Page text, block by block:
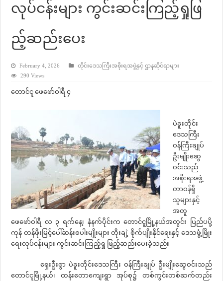
လုပ်ငန်းများ ကွင်းဆင်းကြည့်ရှုဖြ
ည့်ဆည်းပေး
February 4, 2026
တိုင်းဒေသကြီးအစိုးရအဖွဲ့နှင့် ဌာနဆိုင်ရာများ
290 Views
တောင်ငူ ဖေဖော်ဝါရီ ၄
ပဲခူးတိုင်း
ဒေသကြီး
ဝန်ကြီးချုပ်
ဦးမျိုးဆွေ
ဝင်းသည်
အစိုးရအဖွဲ့
တာဝန်ရှိ
သူများနှင့်
အတူ
ဖေဖော်ဝါရီ လ ၃ ရက်နေ့၊ နံနက်ပိုင်းက တောင်ငူမြို့နယ်အတွင်း ပြည်ပပို့
ကုန် တန်ဖိုးမြင့်ပေါ်ဆန်းစပါးမျိုးများ တိုးချဲ့ စိုက်ပျိုးနိုင်ရေးနှင့် ဒေသဖွံ့ဖြိုး
ရေးလုပ်ငန်းများ ကွင်းဆင်းကြည့်ရှု ဖြည့်ဆည်းပေးခဲ့သည်။
ရှေးဦးစွာ ပဲခူးတိုင်းဒေသကြီး ဝန်ကြီးချုပ် ဦးမျိုးဆွေဝင်းသည်
တောင်ငူမြို့နယ်၊ ထန်းတောကျေးရွာ အုပ်စု၌ တစ်ကွင်းတစ်ဆက်တည်း